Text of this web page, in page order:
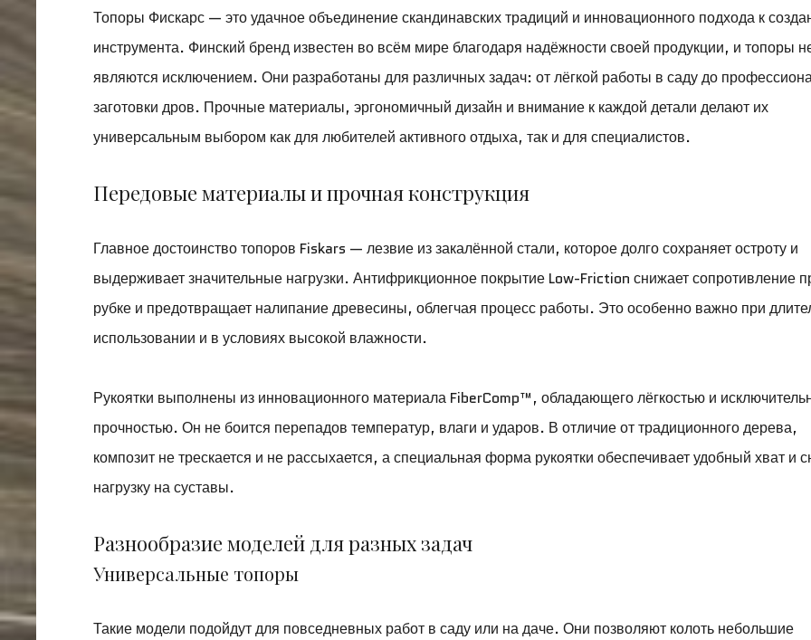
Топоры Фискарс — это удачное объединение скандинавских традиций и инновационного подхода к
инструмента. Финский бренд известен во всём мире благодаря надёжности своей продукции, и топоры
являются исключением. Они разработаны для различных задач: от лёгкой работы в саду до
заготовки дров. Прочные материалы, эргономичный дизайн и внимание к каждой детали делают их
универсальным выбором как для любителей активного отдыха, так и для специалистов.
Передовые материалы и прочная конструкция
Главное достоинство топоров Fiskars — лезвие из закалённой стали, которое долго сохраняет остроту и
выдерживает значительные нагрузки. Антифрикционное покрытие Low-Friction снижает сопротивление
рубке и предотвращает налипание древесины, облегчая процесс работы. Это особенно важно при
использовании и в условиях высокой влажности.
Рукоятки выполнены из инновационного материала FiberComp™, обладающего лёгкостью и
прочностью. Он не боится перепадов температур, влаги и ударов. В отличие от традиционного дерева,
композит не трескается и не рассыхается, а специальная форма рукоятки обеспечивает удобный хват и
нагрузку на суставы.
Разнообразие моделей для разных задач
Универсальные топоры
Такие модели подойдут для повседневных работ в саду или на даче. Они позволяют колоть небольшие